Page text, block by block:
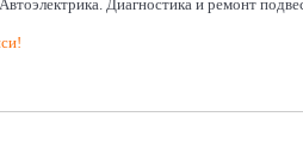
Диагностика и ремонт